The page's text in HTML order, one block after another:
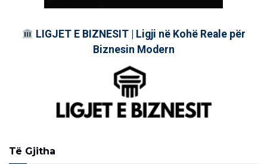
LIGJET E BIZNESIT | Ligji në Kohë Reale për
Biznesin Modern
Të Gjitha